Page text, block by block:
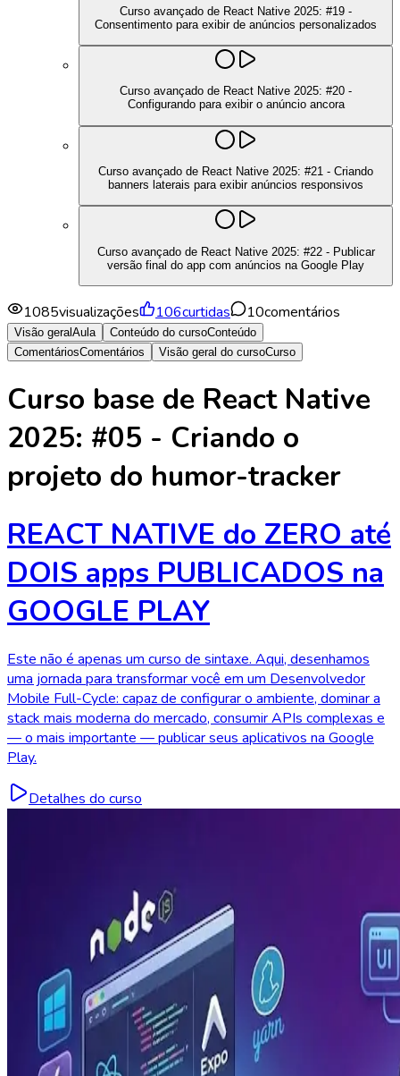
Curso avançado de React Native 2025: #19 -
Consentimento para exibir de anúncios personalizados
Curso avançado de React Native 2025: #20 -
Configurando para exibir o anúncio ancora
Curso avançado de React Native 2025: #21 - Criando
banners laterais para exibir anúncios responsivos
Curso avançado de React Native 2025: #22 - Publicar
versão final do app com anúncios na Google Play
1085visualizações 106curtidas 10comentários
Visão geral Aula Conteúdo do cursoConteúdo
ComentáriosComentários Visão geral do cursoCurso
Curso base de React Native
2025: #05 - Criando o
projeto do humor-tracker
REACT NATIVE do ZERO até
DOIS apps PUBLICADOS na
GOOGLE PLAY
Este não é apenas um curso de sintaxe. Aqui, desenhamos
uma jornada para transformar você em um Desenvolvedor
Mobile Full-Cycle: capaz de configurar o ambiente, dominar a
stack mais moderna do mercado, consumir APIs complexas e
— o mais importante — publicar seus aplicativos na Google
Play.
Detalhes do curso